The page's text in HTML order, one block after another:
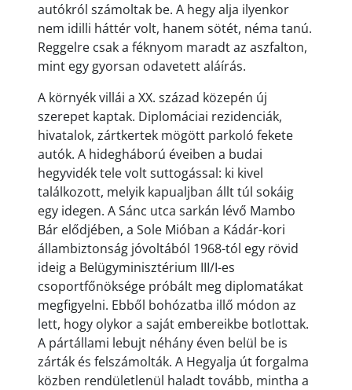
autókról számoltak be. A hegy alja ilyenkor
nem idilli háttér volt, hanem sötét, néma tanú.
Reggelre csak a féknyom maradt az aszfalton,
mint egy gyorsan odavetett aláírás.
A környék villái a XX. század közepén új
szerepet kaptak. Diplomáciai rezidenciák,
hivatalok, zártkertek mögött parkoló fekete
autók. A hidegháború éveiben a budai
hegyvidék tele volt suttogással: ki kivel
találkozott, melyik kapualjban állt túl sokáig
egy idegen. A Sánc utca sarkán lévő Mambo
Bár elődjében, a Sole Mióban a Kádár-kori
állambiztonság jóvoltából 1968-tól egy rövid
ideig a Belügyminisztérium III/I-es
csoportfőnöksége próbált meg diplomatákat
megfigyelni. Ebből bohózatba illő módon az
lett, hogy olykor a saját embereikbe botlottak.
A pártállami lebujt néhány éven belül be is
zárták és felszámolták. A Hegyalja út forgalma
közben rendületlenül haladt tovább, mintha a